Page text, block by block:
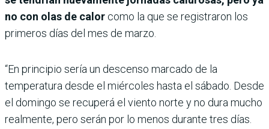
no con olas de calor como la que se registraron los
primeros días del mes de marzo.
“En principio sería un descenso marcado de la
temperatura desde el miércoles hasta el sábado. Desde
el domingo se recuperá el viento norte y no dura mucho
realmente, pero serán por lo menos durante tres días.